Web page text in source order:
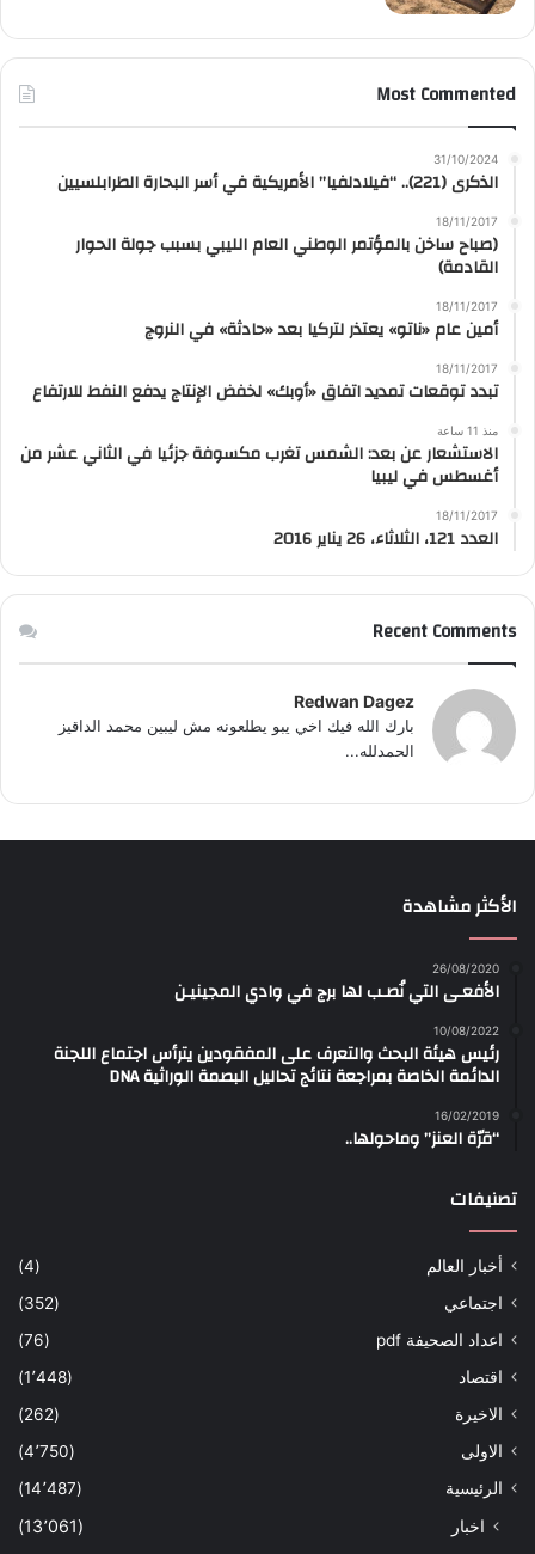
Most Commented
31/10/2024
الذكرى (221).. “فيلادلفيا” الأمريكية في أسر البحارة الطرابلسيين
18/11/2017
(صباح ساخن بالمؤتمر الوطني العام الليبي بسبب جولة الحوار
القادمة)
18/11/2017
أمين عام «ناتو» يعتذر لتركيا بعد «حادثة» في النروج
18/11/2017
تبدد توقعات تمديد اتفاق «أوبك» لخفض الإنتاج يدفع النفط للارتفاع
منذ 11 ساعة
الاستشعار عن بعد: الشمس تغرب مكسوفة جزئيا في الثاني عشر من
أغسطس في ليبيا
18/11/2017
العدد 121، الثلاثاء، 26 يناير 2016
Recent Comments
Redwan Dagez
بارك الله فيك اخي يبو يطلعونه مش ليبين محمد الداقيز
الحمدلله...
الأكثر مشاهدة
26/08/2020
الأفعـى التي نُصـب لها برج في وادي المجينيـن
10/08/2022
رئيس هيئة البحث والتعرف على المفقودين يترأس اجتماع اللجنة
الدائمة الخاصة بمراجعة نتائج تحاليل البصمة الوراثية DNA
16/02/2019
“قرّة العنز” وماحولها..
تصنيفات
أخبار العالم
(4)
اجتماعي
(352)
اعداد الصحيفة pdf
(76)
اقتصاد
(1٬448)
الاخيرة
(262)
الاولى
(4٬750)
الرئيسية
(14٬487)
اخبار (13٬061)